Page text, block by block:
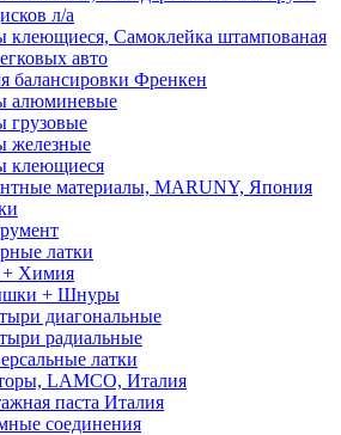
л/а
клеющиеся, Самоклейка штампованая
авто
балансировки Френкен
алюминевые
грузовые
железные
клеющиеся
материалы, MARUNY, Япония
латки
+ Химия
+ Шнуры
диагональные
радиальные
латки
LAMCO, Италия
паста Италия
соединения